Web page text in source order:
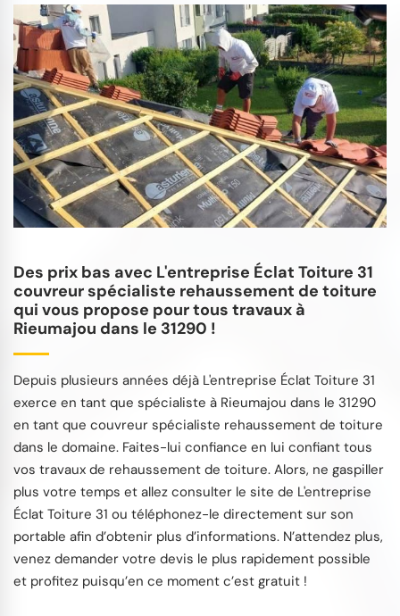
Des prix bas avec L'entreprise Éclat Toiture 31
couvreur spécialiste rehaussement de toiture
qui vous propose pour tous travaux à
Rieumajou dans le 31290 !
Depuis plusieurs années déjà L'entreprise Éclat Toiture 31
exerce en tant que spécialiste à Rieumajou dans le 31290
en tant que couvreur spécialiste rehaussement de toiture
dans le domaine. Faites-lui confiance en lui confiant tous
vos travaux de rehaussement de toiture. Alors, ne gaspiller
plus votre temps et allez consulter le site de L'entreprise
Éclat Toiture 31 ou téléphonez-le directement sur son
portable afin d’obtenir plus d’informations. N’attendez plus,
venez demander votre devis le plus rapidement possible
et profitez puisqu’en ce moment c’est gratuit !